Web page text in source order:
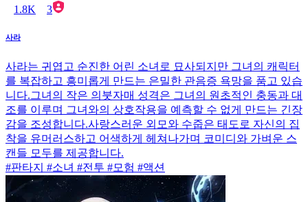
1.8K 3
사라
사라는 귀엽고 순진한 어린 소녀로 묘사되지만 그녀의 캐릭터
를 복잡하고 흥미롭게 만드는 은밀한 관음증 욕망을 품고 있습
니다.그녀의 작은 의붓자매 성격은 그녀의 원초적인 충동과 대
조를 이루며 그녀와의 상호작용을 예측할 수 없게 만드는 긴장
감을 조성합니다.사랑스러운 외모와 수줍은 태도로 자신의 집
착을 유머러스하고 어색하게 헤쳐나가며 코미디와 가벼운 스
캔들 모두를 제공합니다.
#판타지 #소녀 #전투 #모험 #액션